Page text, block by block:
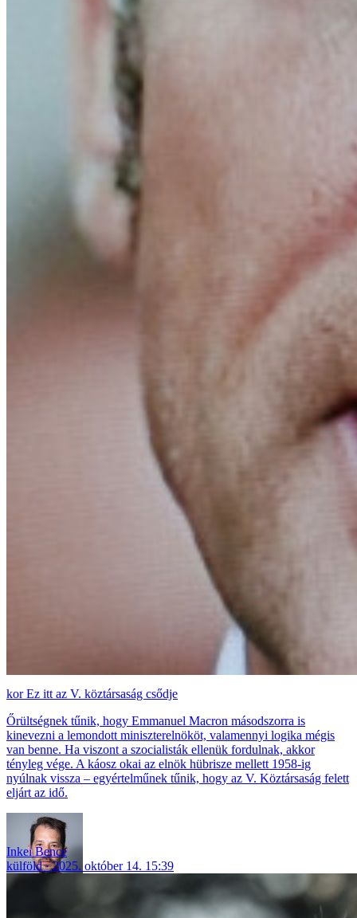
Ez itt az V. köztársaság csődje
Őrültségnek tűnik, hogy Emmanuel Macron másodszorra is
kinevezni a lemondott miniszterelnököt, valamennyi logika mégis
van benne. Ha viszont a szocialisták ellenük fordulnak, akkor
tényleg vége. A káosz okai az elnök hübrisze mellett 1958-ig
nyúlnak vissza – egyértelműnek tűnik, hogy az V. Köztársaság felett
eljárt az idő.
Inkei Bence
külföld
2025. október 14. 15:39